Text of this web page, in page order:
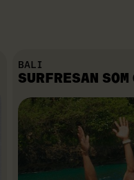
BALI
SURFRESAN